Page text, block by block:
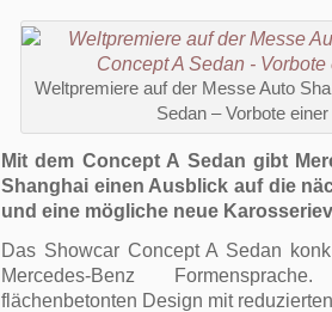
Weltpremiere auf der Messe Auto
Sedan – Vorbote
Mit dem Concept A Sedan gibt
Shanghai einen Ausblick auf die
und eine mögliche neue
Das Showcar Concept A Sedan
Mercedes-Benz
flächenbetonten Design mit